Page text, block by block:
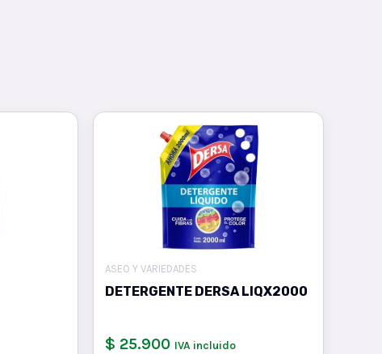
ASEO Y VARIEDADES
DETERGENTE DERSA LIQX2000
$ 25.900 IVA incluido